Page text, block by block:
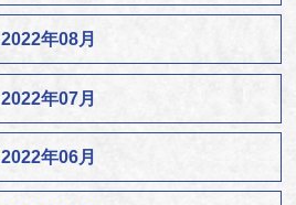
2022年08月
2022年07月
2022年06月